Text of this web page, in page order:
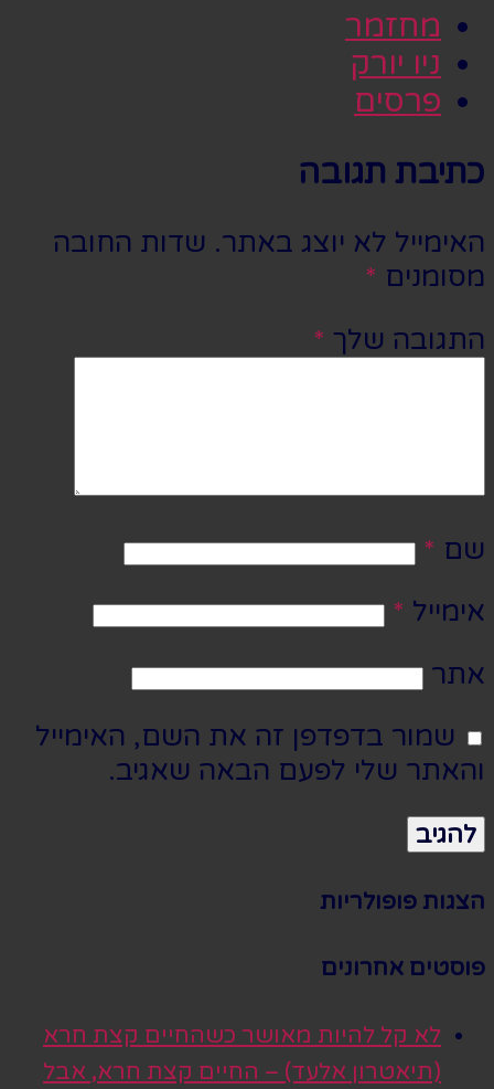
מחזמר
ניו יורק
פרסים
כתיבת תגובה
האימייל לא יוצג באתר. שדות החובה
מסומנים *
התגובה שלך *
שם *
אימייל *
אתר
שמור בדפדפן זה את השם, האימייל
והאתר שלי לפעם הבאה שאגיב.
הצגות פופולריות
פוסטים אחרונים
לא קל להיות מאושר כשהחיים קצת חרא
(תיאטרון אלעד) – החיים קצת חרא, אבל